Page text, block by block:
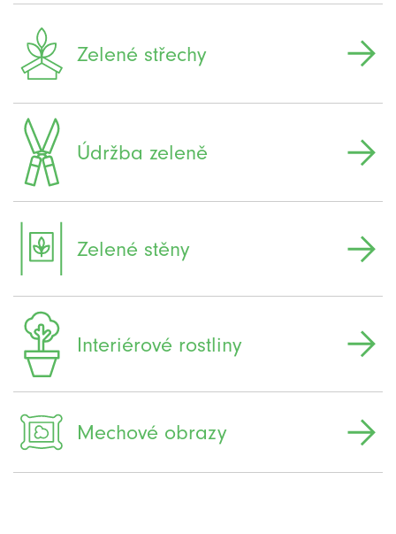
Zelené střechy
Údržba zeleně
Zelené stěny
Interiérové rostliny
Mechové obrazy